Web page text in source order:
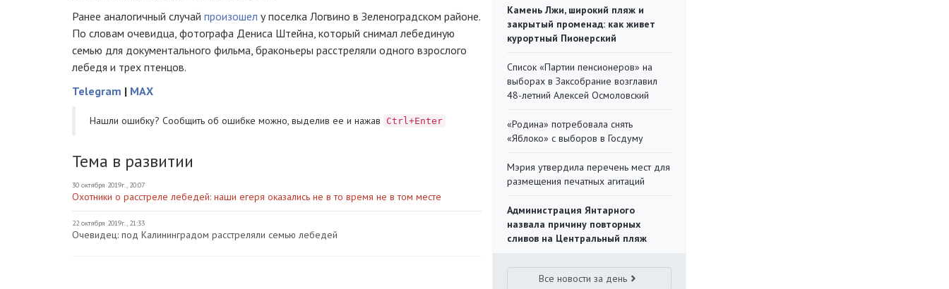
Ранее аналогичный случай произошел у поселка Логвино в Зеленоградском районе.
По словам очевидца, фотографа Дениса Штейна, который снимал лебединую
семью для документального фильма, браконьеры расстреляли одного взрослого
лебедя и трех птенцов.
Telegram | MAX
Нашли ошибку? Cообщить об ошибке можно, выделив ее и нажав Ctrl+Enter
Тема в развитии
30 октября 2019г., 20:07
Охотники о расстреле лебедей: наши егеря оказались не в то время не в том месте
22 октября 2019г., 21:33
Очевидец: под Калининградом расстреляли семью лебедей
Камень Лжи, широкий пляж и
закрытый променад: как живет
курортный Пионерский
Список «Партии пенсионеров» на
выборах в Заксобрание возглавил
48-летний Алексей Осмоловский
«Родина» потребовала снять
«Яблоко» с выборов в Госдуму
Мэрия утвердила перечень мест для
размещения печатных агитаций
Администрация Янтарного
назвала причину повторных
сливов на Центральный пляж
Все новости за день